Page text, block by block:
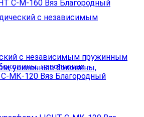
с независимым пружинным
наполнение –
С-МК-120 Вяз Благородный